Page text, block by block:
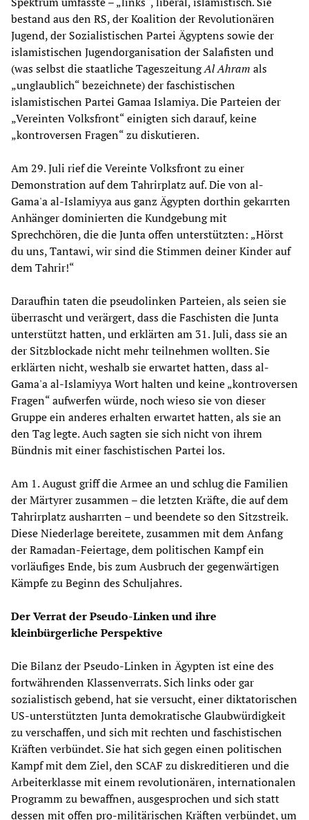
bestand aus den RS, der Koalition der Revolutionären
Jugend, der Sozialistischen Partei Ägyptens sowie der
islamistischen Jugendorganisation der Salafisten und
(was selbst die staatliche TageszeitungAl Ahram als
„unglaublich“ bezeichnete) der faschistischen
islamistischen Partei Gamaa Islamiya. Die Parteien der
„Vereinten Volksfront“ einigten sich darauf, keine
„kontroversen Fragen“ zu diskutieren.
Am 29. Juli rief die Vereinte Volksfront zu einer
Demonstration auf dem Tahrirplatz auf. Die von al-
Gama'a al-Islamiyya aus ganz Ägypten dorthin gekarrten
Anhänger dominierten die Kundgebung mit
Sprechchören, die die Junta offen unterstützten: „Hörst
du uns, Tantawi, wir sind die Stimmen deiner Kinder auf
dem Tahrir!“
Daraufhin taten die pseudolinken Parteien, als seien sie
überrascht und verärgert, dass die Faschisten die Junta
unterstützt hatten, und erklärten am 31. Juli, dass sie an
der Sitzblockade nicht mehr teilnehmen wollten. Sie
erklärten nicht, weshalb sie erwartet hatten, dass al-
Gama'a al-Islamiyya Wort halten und keine „kontroversen
Fragen“ aufwerfen würde, noch wieso sie von dieser
Gruppe ein anderes erhalten erwartet hatten, als sie an
den Tag legte. Auch sagten sie sich nicht von ihrem
Bündnis mit einer faschistischen Partei los.
Am 1. August griff die Armee an und schlug die Familien
der Märtyrer zusammen – die letzten Kräfte, die auf dem
Tahrirplatz ausharrten – und beendete so den Sitzstreik.
Diese Niederlage bereitete, zusammen mit dem Anfang
der Ramadan-Feiertage, dem politischen Kampf ein
vorläufiges Ende, bis zum Ausbruch der gegenwärtigen
Kämpfe zu Beginn des Schuljahres.
Der Verrat der Pseudo-Linken und ihre
kleinbürgerliche Perspektive
Die Bilanz der Pseudo-Linken in Ägypten ist eine des
fortwährenden Klassenverrats. Sich links oder gar
sozialistisch gebend, hat sie versucht, einer diktatorischen
US-unterstützten Junta demokratische Glaubwürdigkeit
zu verschaffen, und sich mit rechten und faschistischen
Kräften verbündet. Sie hat sich gegen einen politischen
Kampf mit dem Ziel, den SCAF zu diskreditieren und die
Arbeiterklasse mit einem revolutionären, internationalen
Programm zu bewaffnen, ausgesprochen und sich statt
dessen mit offen pro-militärischen Kräften verbündet, um